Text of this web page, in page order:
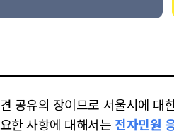
공유의 장이므로 서울시에 대
한 사항에 대해서는 전자민원